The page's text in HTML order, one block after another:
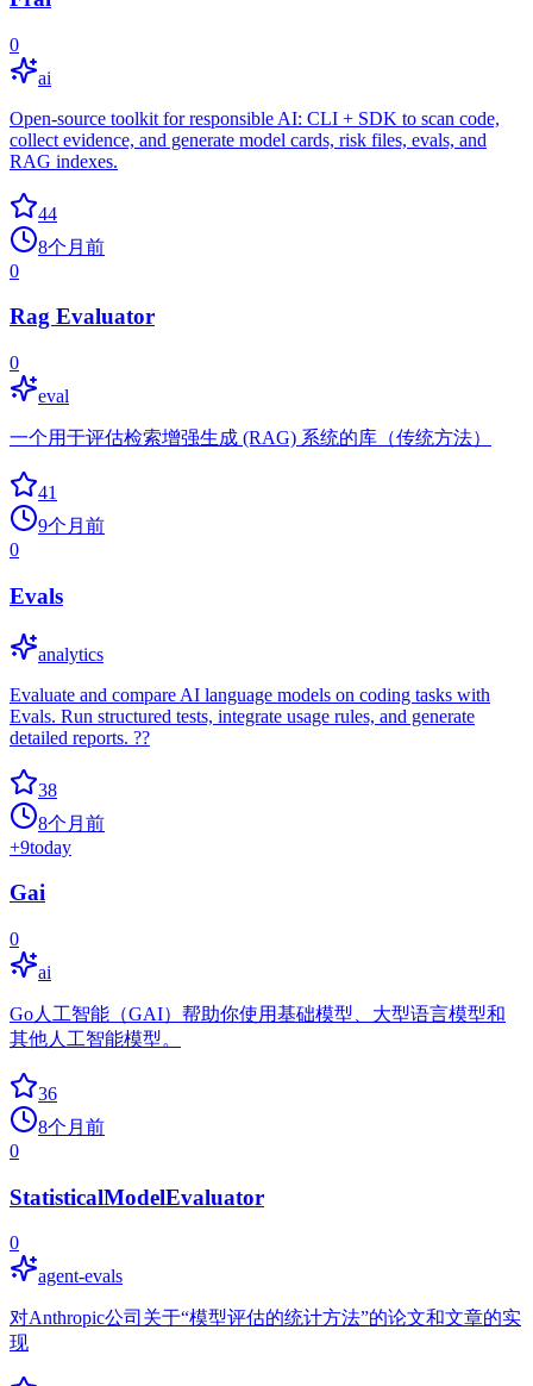
0
ai
Open-source toolkit for responsible AI: CLI + SDK to scan code,
collect evidence, and generate model cards, risk files, evals, and
RAG indexes.
44
8个月前
0
Rag Evaluator
0
eval
一个用于评估检索增强生成 (RAG) 系统的库（传统方法）
41
9个月前
0
Evals
analytics
Evaluate and compare AI language models on coding tasks with
Evals. Run structured tests, integrate usage rules, and generate
detailed reports. ??
38
8个月前
+9today
Gai
0
ai
Go人工智能（GAI）帮助你使用基础模型、大型语言模型和
其他人工智能模型。
36
8个月前
0
StatisticalModelEvaluator
0
agent-evals
对Anthropic公司关于“模型评估的统计方法”的论文和文章的实
现